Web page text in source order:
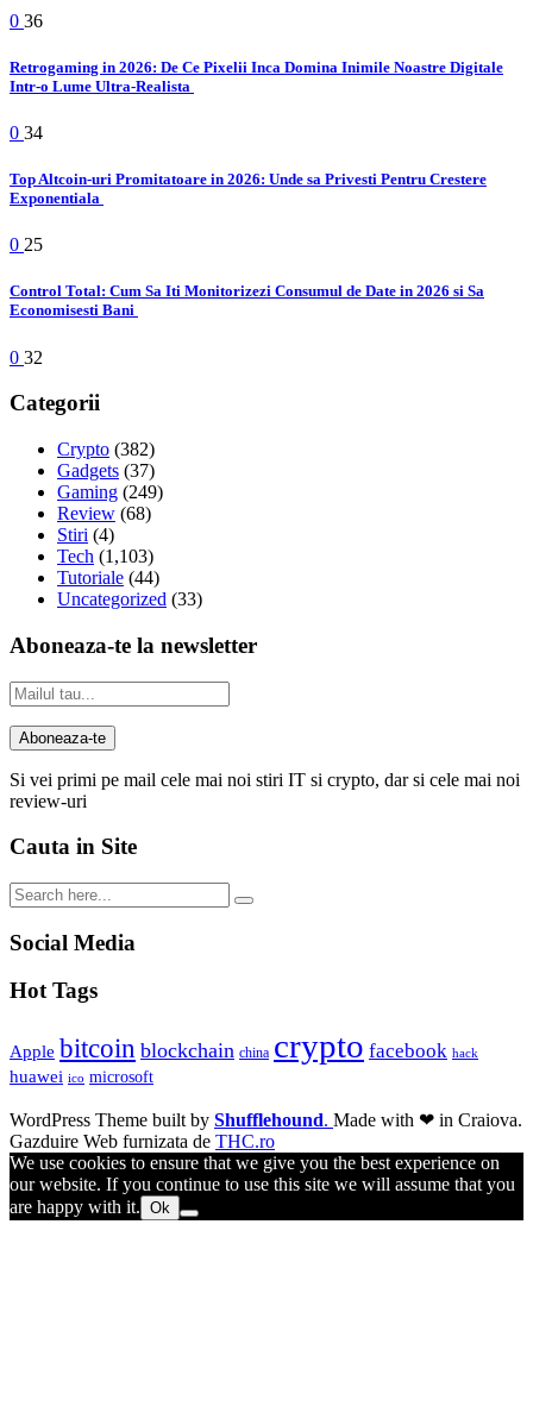
0 36
Retrogaming in 2026: De Ce Pixelii Inca Domina Inimile Noastre Digitale
Intr-o Lume Ultra-Realista
0 34
Top Altcoin-uri Promitatoare in 2026: Unde sa Privesti Pentru Crestere
Exponentiala
0 25
Control Total: Cum Sa Iti Monitorizezi Consumul de Date in 2026 si Sa
Economisesti Bani
0 32
Categorii
Crypto (382)
Gadgets (37)
Gaming (249)
Review (68)
Stiri (4)
Tech (1,103)
Tutoriale (44)
Uncategorized (33)
Aboneaza-te la newsletter
Si vei primi pe mail cele mai noi stiri IT si crypto, dar si cele mai noi
review-uri
Cauta in Site
Social Media
Hot Tags
Apple bitcoin blockchain china crypto facebook hack
huawei ico microsoft
WordPress Theme built by Shufflehound. Made with ❤ in Craiova.
Gazduire Web furnizata de THC.ro
We use cookies to ensure that we give you the best experience on
our website. If you continue to use this site we will assume that you
are happy with it. Ok